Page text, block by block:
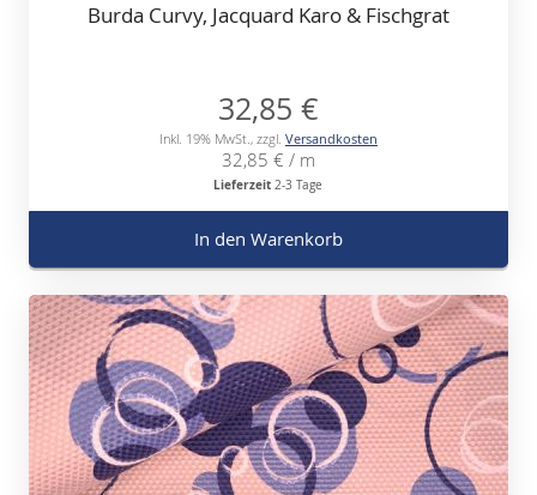
Burda Curvy, Jacquard Karo & Fischgrat
32,85 €
Inkl. 19% MwSt., zzgl. Versandkosten
32,85 € / m
Lieferzeit 2-3 Tage
In den Warenkorb